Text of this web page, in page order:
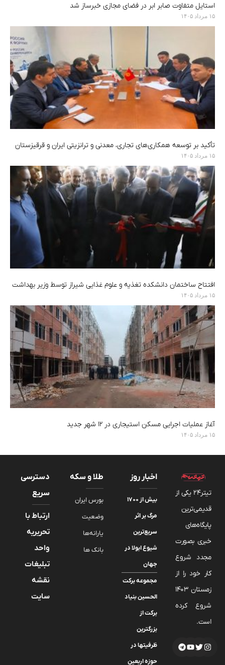
استایل متفاوت صابر ابر در فضای مجازی خبرساز شد
۱۵ مرداد ۱۴۰۵
تأکید بر توسعه همکاری‌های تجاری، معدنی و ترانزیتی ایران و قرقیزستان
۱۵ مرداد ۱۴۰۵
افتتاح ساختمان دانشکده تغذیه و علوم غذایی شیراز توسط وزیر بهداشت
۱۵ مرداد ۱۴۰۵
آغاز عملیات اجرایی مسکن استیجاری در ۱۲ شهر جدید
۱۵ مرداد ۱۴۰۵
تیتر24 یکی از
قدیمی‌ترین
پایگاه‌های
خبری بصورت
مجدد شروع
کار خود را از
زمستان 1403
شروع کرده
است.
اخبار روز
بیش از ۱۷۰۰
مرگ بر اثر
سریع‌ترین
شیوع ابولا در
جهان
مجموعه برکت
الحسین بنیاد
برکت از
بزرگترین
ظرفیتها در
حوزه اربعین
طلا و سکه
بورس ایران
وضعیت
یارانه‌ها
بانک ها
دسترسی
سریع
ارتباط با
تحریریه
واحد
تبلیغات
نقشه
سایت